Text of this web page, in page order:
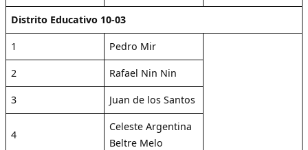
Distrito Educativo 10-03
1 Pedro Mir
2 Rafael Nin Nin
3 Juan de los Santos
4
Celeste Argentina
Beltre Melo